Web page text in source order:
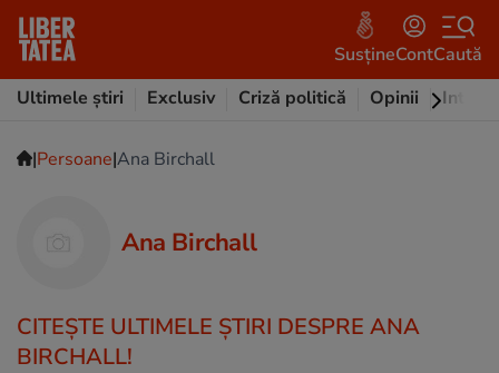
SusțineContCaută
Ultimele știri
Exclusiv Criză politică Opinii
|Persoane|Ana Birchall
Ana Birchall
CITEŞTE ULTIMELE ŞTIRI DESPRE ANA
BIRCHALL!